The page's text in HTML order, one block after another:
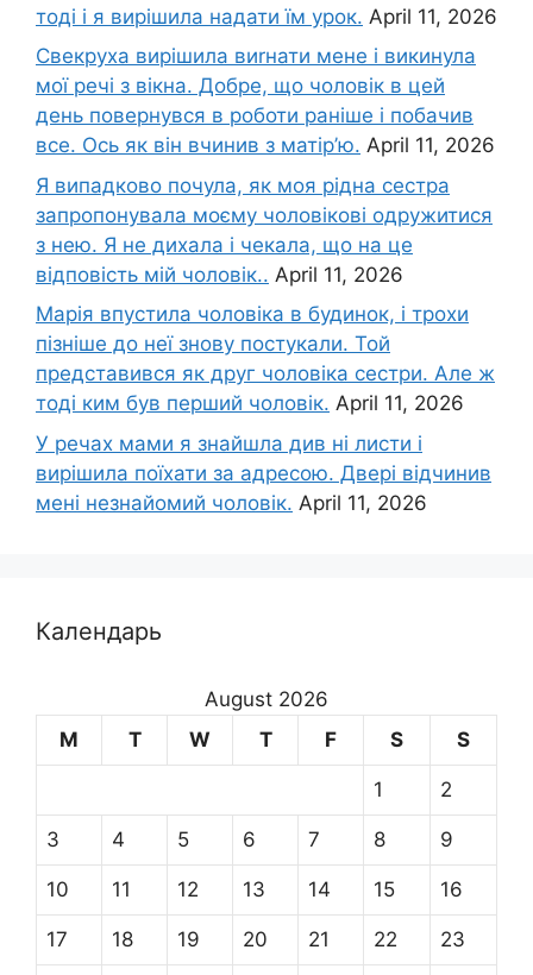
тоді і я вирішила надати їм урок. April 11, 2026
Свекруха вирішила виrнати мене і викинула
мої речі з вікна. Добре, що чоловік в цей
день повернувся в роботи раніше і побачив
все. Ось як він вчинив з матір’ю. April 11, 2026
Я випадково почула, як моя рідна сестра
запропонувала моєму чоловікові одружитися
з нею. Я не дихала і чекала, що на це
відповість мій чоловік.. April 11, 2026
Марія впустила чоловіка в будинок, і трохи
пізніше до неї знову постукали. Той
представився як друг чоловіка сестри. Але ж
тоді ким був перший чоловік. April 11, 2026
У речах мами я знайшла див ні листи і
вирішила поїхати за адресою. Двері відчинив
мені незнайомий чоловік. April 11, 2026
Календарь
August 2026
M
T W T F S S
1 2
3 4 5 6 7 8 9
10 11 12 13 14 15 16
17 18 19 20 21 22 23